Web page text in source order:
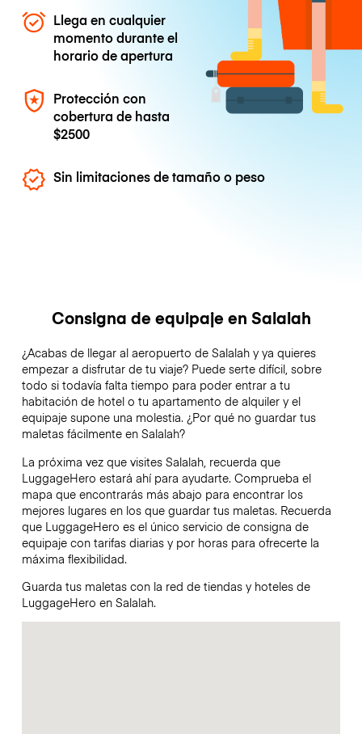
Llega en cualquier
momento durante el
horario de apertura
Protección con
cobertura de hasta
$2500
Sin limitaciones de tamaño o peso
Consigna de equipaje en Salalah
¿Acabas de llegar al aeropuerto de Salalah y ya quieres
empezar a disfrutar de tu viaje? Puede serte difícil, sobre
todo si todavía falta tiempo para poder entrar a tu
habitación de hotel o tu apartamento de alquiler y el
equipaje supone una molestia. ¿Por qué no guardar tus
maletas fácilmente en Salalah?
La próxima vez que visites Salalah, recuerda que
LuggageHero estará ahí para ayudarte. Comprueba el
mapa que encontrarás más abajo para encontrar los
mejores lugares en los que guardar tus maletas. Recuerda
que LuggageHero es el único servicio de consigna de
equipaje con tarifas diarias y por horas para ofrecerte la
máxima flexibilidad.
Guarda tus maletas con la red de tiendas y hoteles de
LuggageHero en Salalah.